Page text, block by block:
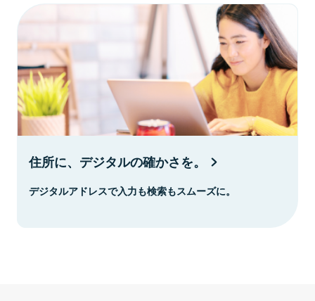
住所に、デジタルの確かさを。
デジタルアドレスで入力も検索もスムーズに。